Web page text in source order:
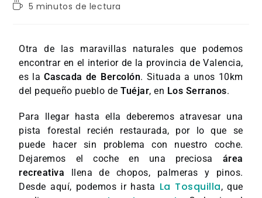
5 minutos de lectura
Otra de las maravillas naturales que podemos
encontrar en el interior de la provincia de Valencia,
es laCascada de Bercolón. Situada a unos 10km
del pequeño pueblo deTuéjar, en Los Serranos.
Para llegar hasta ella deberemos atravesar una
pista forestal recién restaurada, por lo que se
puede hacer sin problema con nuestro coche.
Dejaremos el coche en una preciosa área
recreativa llena de chopos, palmeras y pinos.
Desde aquí, podemos ir hasta La Tosquilla, que